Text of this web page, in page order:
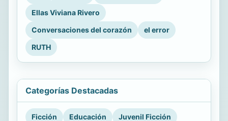
Ellas Viviana Rivero
Conversaciones del corazón
el error
RUTH
Categorías Destacadas
Ficción Educación Juvenil Ficción